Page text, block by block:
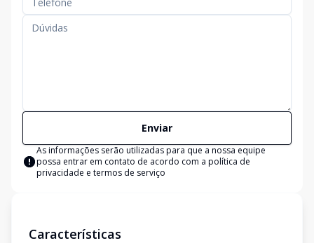
Enviar
As informações serão utilizadas para que a nossa equipe
possa entrar em contato de acordo com a política de
privacidade e termos de serviço
Características